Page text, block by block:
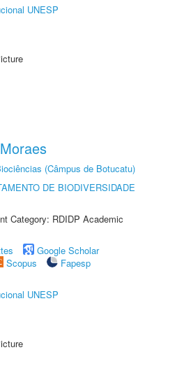
UNESP
(Câmpus de Botucatu)
DE BIODIVERSIDADE
Category: RDIDP Academic
Google Scholar
Scopus
Fapesp
UNESP